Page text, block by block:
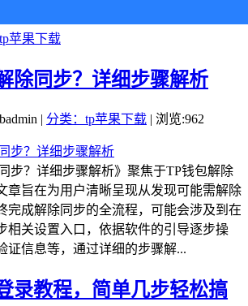
tp苹果下载
除同步？详细步骤解析
| 分类：tp苹果下载 | 浏览:962
步？详细步骤解析》聚焦于TP钱包解除
章旨在为用户清晰呈现从发现可能需解除
完成解除同步的全流程，可能会涉及到在
相关设置入口，依据软件的引导逐步操
证信息等，通过详细的步骤解...
录教程，简单几步轻松搞